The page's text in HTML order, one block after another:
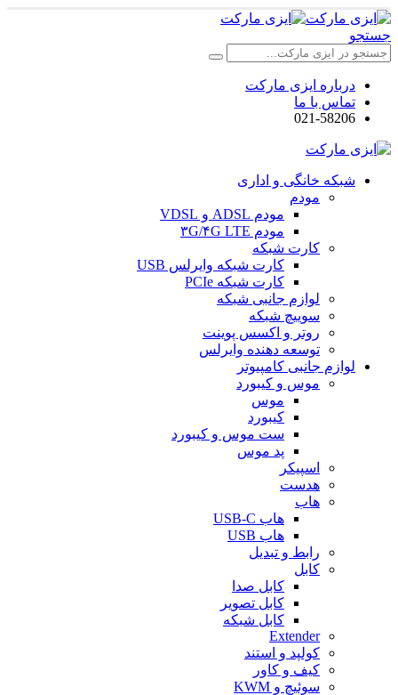
جستجو
درباره ایزی مارکت
تماس با ما
021-58206
شبکه خانگی و اداری
مودم
مودم ADSL و VDSL
مودم ۳G/۴G LTE
کارت شبکه
کارت شبکه وایرلس USB
کارت شبکه PCIe
لوازم جانبی شبکه
سوییچ شبکه
روتر و اکسس پوینت
توسعه دهنده وایرلس
لوازم جانبی کامپیوتر
موس و کیبورد
موس
کیبورد
ست موس و کیبورد
پد موس
اسپیکر
هدست
هاب
هاب USB-C
هاب USB
رابط و تبدیل
کابل
کابل صدا
کابل تصویر
کابل شبکه
Extender
کولپد و استند
کیف و کاور
سوئیچ و KWM